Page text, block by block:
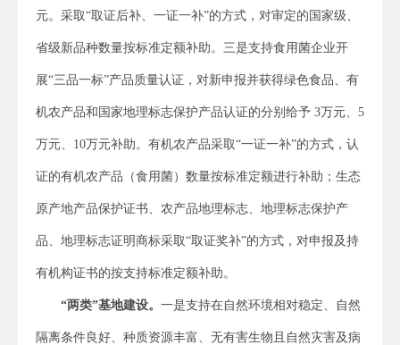
元。采取“取证后补、一证一补”的方式，对审定的国家级、
省级新品种数量按标准定额补助。三是支持食用菌企业开
展“三品一标”产品质量认证，对新申报并获得绿色食品、有
机农产品和国家地理标志保护产品认证的分别给予 3万元、5
万元、10万元补助。有机农产品采取“一证一补”的方式，认
证的有机农产品（食用菌）数量按标准定额进行补助；生态
原产地产品保护证书、农产品地理标志、地理标志保护产
品、地理标志证明商标采取“取证奖补”的方式，对申报及持
有机构证书的按支持标准定额补助。
“两类”基地建设。 一是支持在自然环境相对稳定、自然
隔离条件良好、种质资源丰富、无有害生物且自然灾害及病